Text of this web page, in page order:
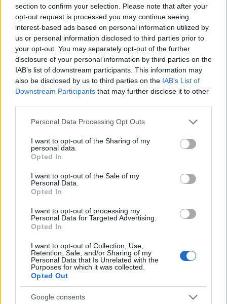
section to confirm your selection. Please note that after your
opt-out request is processed you may continue seeing
interest-based ads based on personal information utilized by
us or personal information disclosed to third parties prior to
your opt-out. You may separately opt-out of the further
disclosure of your personal information by third parties on the
IAB’s list of downstream participants. This information may
also be disclosed by us to third parties on the IAB’s List of
Downstream Participants that may further disclose it to other
Please note that this website/app uses one or more Google
not limited to your visit or usage behaviour. You may click to
grant or deny consent to Google and its third-party tags to
use your data for below specified purposes in below Google
consent section.
Personal Data Processing Opt Outs
I want to opt-out of the Sharing of my
personal data.
Opted In
I want to opt-out of the Sale of my
Personal Data.
Opted In
I want to opt-out of processing my
Personal Data for Targeted Advertising.
Opted In
I want to opt-out of Collection, Use,
Retention, Sale, and/or Sharing of my
Personal Data that Is Unrelated with the
Purposes for which it was collected.
Opted Out
Google consents
Często sprawdzane
Przez jakie (c)h się śmiać?
Odmiana:zniczyczyzniczów?
Częsty błąd
Ciekawostki
— Pochodzenie
rzeczownik— O odmianie rzeczowników na blogu
Mogą Cię zainteresować również hasła